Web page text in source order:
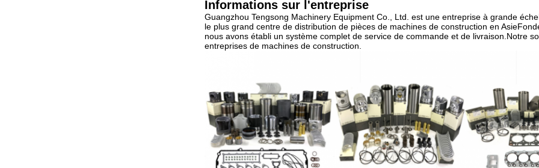
Informations sur l'entreprise
Guangzhou Tengsong Machinery Equipment Co., Ltd. est une entreprise à grande
le plus grand centre de distribution de pièces de machines de construction en
nous avons établi un système complet de service de commande et de livraison.Notre
entreprises de machines de construction.